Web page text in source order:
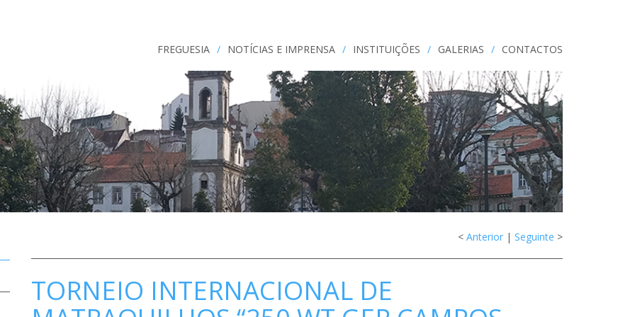
FREGUESIA / NOTÍCIAS E IMPRENSA / INSTITUIÇÕES / GALERIAS / CONTACTOS
< Anterior | Seguinte >
TORNEIO INTERNACIONAL DE